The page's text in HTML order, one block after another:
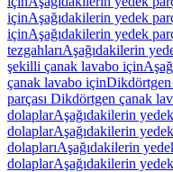
içinAşağıdakilerin yedek
içinAşağıdakilerin yedek
tezgahlarıAşağıdakilerin
şekilli çanak lavabo için
çanak lavabo için
parçası Dikdörtgen çanak
dolaplarAşağıdakilerin
dolaplarAşağıdakilerin
dolaplarıAşağıdakilerin
dolaplarAşağıdakilerin